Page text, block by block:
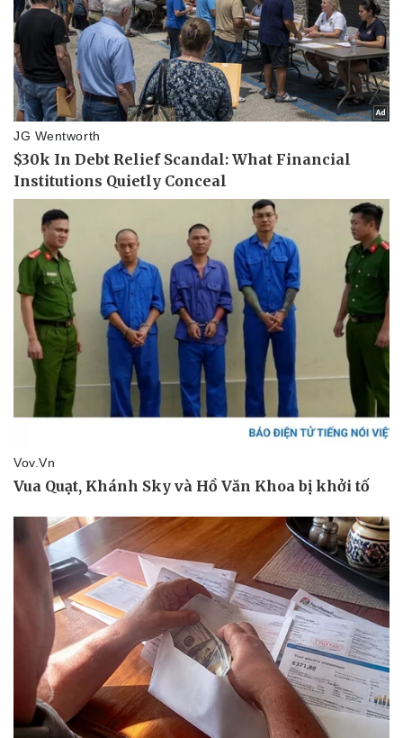
Thể thao
Bóng đá
Lịch thi đấu bóng đá
Thế giới thể thao
eSports
Hậu trường
Ô tô - Xe máy
Xe máy
Tư vấn